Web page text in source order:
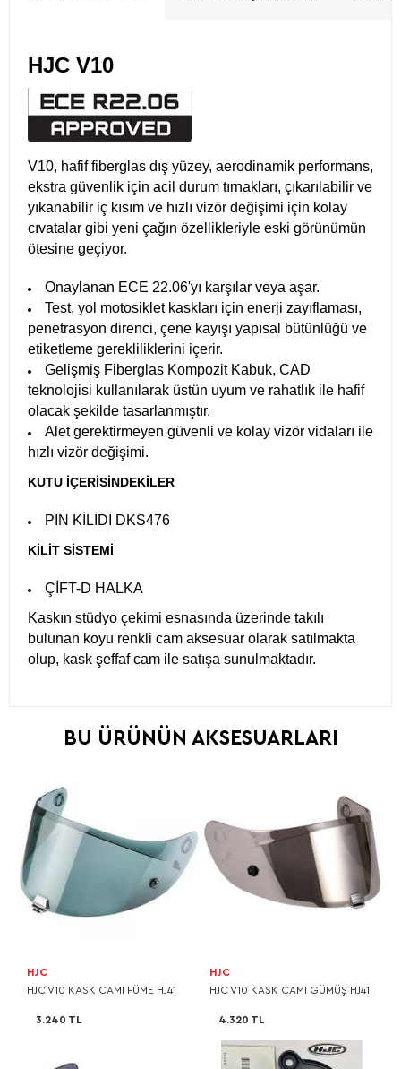
HJC V10
V10, hafif fiberglas dış yüzey, aerodinamik performans,
ekstra güvenlik için acil durum tırnakları, çıkarılabilir ve
yıkanabilir iç kısım ve hızlı vizör değişimi için kolay
cıvatalar gibi yeni çağın özellikleriyle eski görünümün
ötesine geçiyor.
Onaylanan ECE 22.06'yı karşılar veya aşar.
Test, yol motosiklet kaskları için enerji zayıflaması,
penetrasyon direnci, çene kayışı yapısal bütünlüğü ve
etiketleme gerekliliklerini içerir.
Gelişmiş Fiberglas Kompozit Kabuk, CAD
teknolojisi kullanılarak üstün uyum ve rahatlık ile hafif
olacak şekilde tasarlanmıştır.
Alet gerektirmeyen güvenli ve kolay vizör vidaları ile
hızlı vizör değişimi.
KUTU İÇERİSİNDEKİLER
PIN KİLİDİ ​​DKS476
KİLİT SİSTEMİ
ÇİFT-D HALKA
Kaskın stüdyo çekimi esnasında üzerinde takılı
bulunan koyu renkli cam aksesuar olarak satılmakta
olup, kask şeffaf cam ile satışa sunulmaktadır.
BU ÜRÜNÜN AKSESUARLARI
HJC
HJC V10 KASK CAMI FÜME HJ41
3.240 TL
HJC
HJC V10 KASK CAMI GÜMÜŞ HJ41
4.320 TL